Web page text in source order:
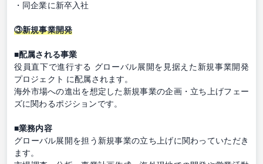
・同企業に新卒入社
③新規事業開発
■配属される事業
役員直下で進行する グローバル展開を見据えた新規事業開発
プロジェクト に配属されます。
海外市場への進出を想定した新規事業の企画・立ち上げフェー
ズに関わるポジションです。
■業務内容
グローバル展開を担う新規事業の立ち上げに関わっていただき
ます。